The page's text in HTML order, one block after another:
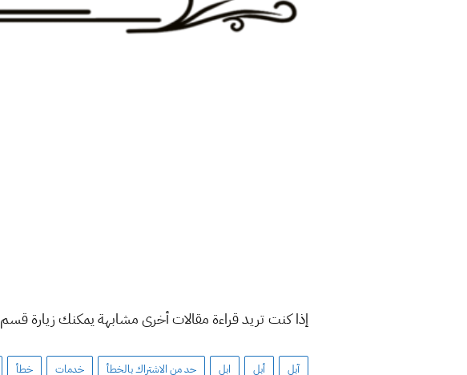
إذا كنت تريد قراءة مقالات أخرى مشابهة يمكنك زيارة قسم
آبل أبل ابل حد من الاشتراك بالخطأ خدمات خطأ